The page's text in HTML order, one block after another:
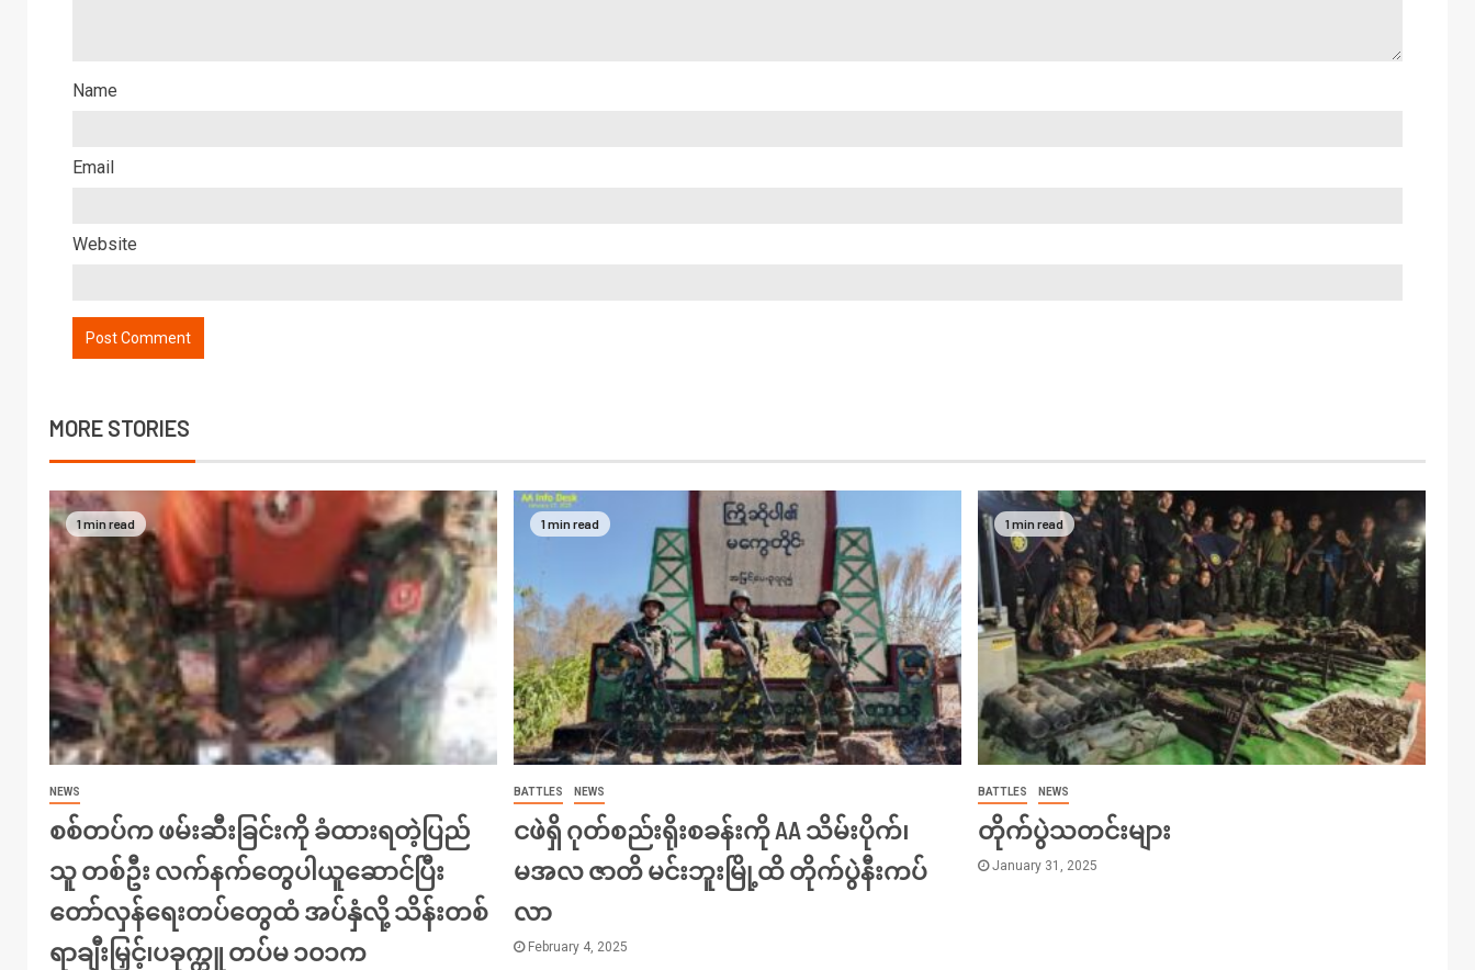
Name
Email
Website
MORE STORIES
1 min read
NEWS
စစ်တပ်က ဖမ်းဆီးခြင်းကို ခံထားရတဲ့ပြည်
သူ တစ်ဦး လက်နက်တွေပါယူဆောင်ပြီး
တော်လှန်ရေးတပ်တွေထံ အပ်နှံလို့ သိန်းတစ်
ရာချီးမြှင့်၊ပခုက္ကူ တပ်မ ၁၀၁က
1 min read
BATTLES NEWS
ငဖဲရှိ ဂုတ်စည်းရိုးစခန်းကို AA သိမ်းပိုက်၊
မအလ ဇာတိ မင်းဘူးမြို့ထိ တိုက်ပွဲနီးကပ်
လာ
February 4, 2025
1 min read
BATTLES NEWS
တိုက်ပွဲသတင်းများ
January 31, 2025